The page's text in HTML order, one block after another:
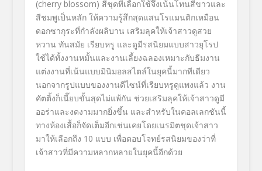
(cherry blossom) สีชุดที่เลือกใช้จึงเน้นโทนสีขาวและ
สีชมพูเป็นหลัก ให้ความรู้สึกสุดแสนโรแมนติกเหมือน
ดอกซากุระที่กำลังผลิบาน เสริมลุคให้เจ้าสาวดูสวย
หวาน ทันสมัย เรียบหรู และดูมีรสนิยมแบบสาวยุโรป
ใช้ได้ทั้งงานหมั้นและงานเลี้ยงฉลองเหมาะกับธีมงาน
แต่งงานที่เน้นแบบมินิมอลสไตล์ในยุคนี้มากทีเดียว
นอกจากรูปแบบของงานดีไซน์ที่เรียบหรูดูแพงแล้ว งาน
คัตติ้งก็เนี๊ยบขั้นสุดไม่แพ้กัน ช่วยเสริมลุคให้เจ้าสาวดูมี
ออร่าและงดงามมากยิ่งขึ้น และสำหรับในคอลเลกชันนี้
ทางห้องเสื้อก็จัดเต็มอีกเช่นเคยโดยเนรมิตชุดเจ้าสาว
มาให้เลือกถึง 10 แบบ เพื่อตอบโจทย์รสนิยมของว่าที่
เจ้าสาวที่มีความหลากหลายในยุคนี้อีกด้วย